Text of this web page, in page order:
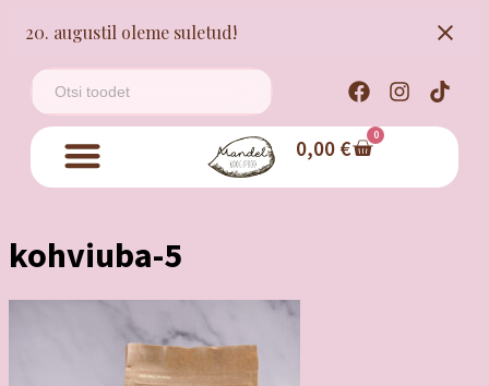
20. augustil oleme suletud!
0,00 € 0
kohviuba-5